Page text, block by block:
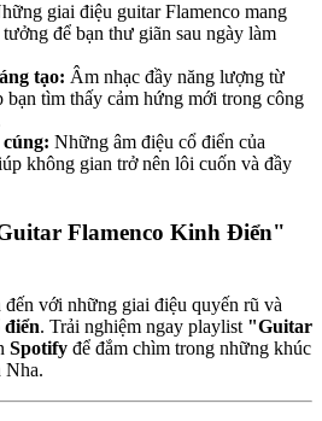
giai điệu guitar Flamenco mang
để bạn thư giãn sau ngày làm
tạo: Âm nhạc đầy năng lượng từ
bạn tìm thấy cảm hứng mới trong công
Những âm điệu cổ điển của
không gian trở nên lôi cuốn và đầy
Flamenco Kinh Điển"
đến với những giai điệu quyến rũ và
điển. Trải nghiệm ngay playlist "Guitar
Spotify để đắm chìm trong những khúc
Nha.